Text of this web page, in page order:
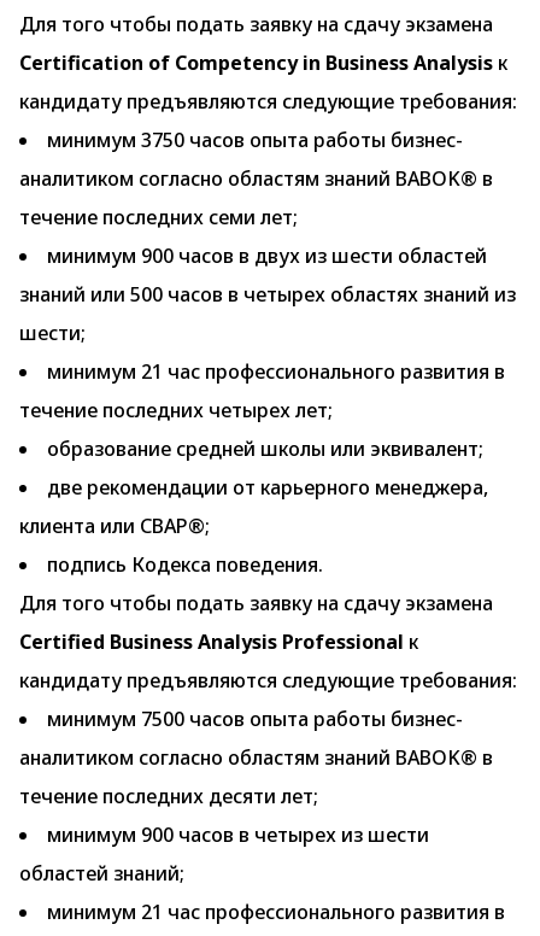
Для того чтобы подать заявку на сдачу экзамена
Certification of Competency in Business Analysis к
кандидату предъявляются следующие требования:
минимум 3750 часов опыта работы бизнес-
аналитиком согласно областям знаний BABOK® в
течение последних семи лет;
минимум 900 часов в двух из шести областей
знаний или 500 часов в четырех областях знаний из
шести;
минимум 21 час профессионального развития в
течение последних четырех лет;
образование средней школы или эквивалент;
две рекомендации от карьерного менеджера,
клиента или CBAP®;
подпись Кодекса поведения.
Для того чтобы подать заявку на сдачу экзамена
Certified Business Analysis Professional к
кандидату предъявляются следующие требования:
минимум 7500 часов опыта работы бизнес-
аналитиком согласно областям знаний BABOK® в
течение последних десяти лет;
минимум 900 часов в четырех из шести
областей знаний;
минимум 21 час профессионального развития в